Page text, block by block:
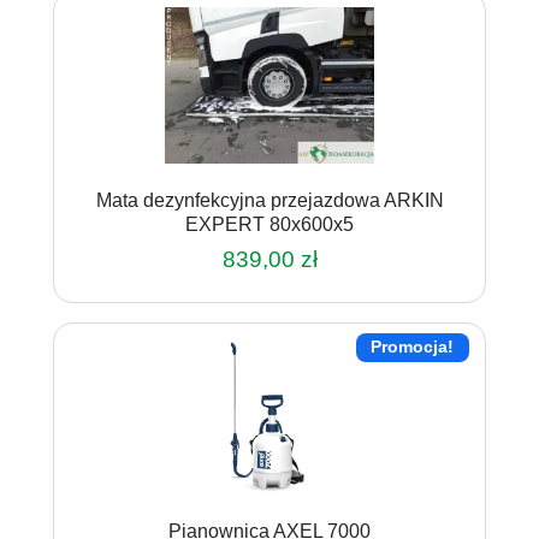
Mata dezynfekcyjna przejazdowa ARKIN
EXPERT 80x600x5
839,00 zł
Promocja!
Pianownica AXEL 7000